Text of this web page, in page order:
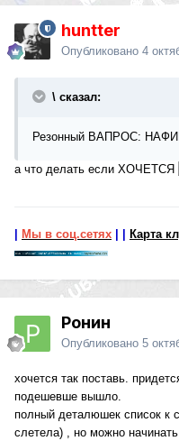
huntter
Опубликовано 4
\ сказал:
Резонный ВАПРОС:
а что делать если ХОЧЕТСЯ
Мы в соц.сетях Карта
Ронин
Опубликовано 5
хочется так поставь.
подешевше вышло.
полный деталюшек список
слетела) , но можно